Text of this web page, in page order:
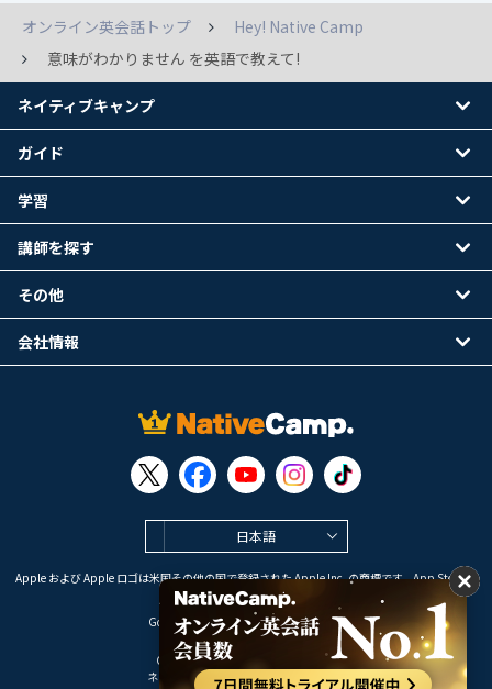
オンライン英会話トップ
Hey! Native Camp
意味がわかりません を英語で教えて!
日本語
Apple および Apple ロゴは米国その他の国で登録された Apple Inc. の商標です。App Store は
Apple Inc. のサービスマークです。
Google Play は Google LLC の商標です。
Copyright © 2026 オンライン英会話
ネイティブキャンプ All Rights Reserved.
ネイティブキャンプ
ガイド
学習
講師を探す
その他
会社情報